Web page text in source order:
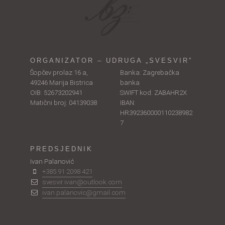
ORGANIZATOR – UDRUGA „SVESVIR”
Šopčev prolaz 16 a,
49246 Marija Bistrica
OIB: 52673202941
Matični broj: 04139038
Banka: Zagrebačka
banka
SWIFT kod: ZABAHR2X
IBAN:
HR392360000110238982
7
PREDSJEDNIK
Ivan Palanović
+385 91 2098 421
svesvir.ivan@outlook.com
ivan.palanovic@gmail.com